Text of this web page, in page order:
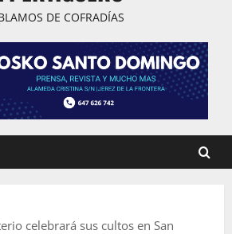
DE COFRADÍAS
celebrará sus cultos en San